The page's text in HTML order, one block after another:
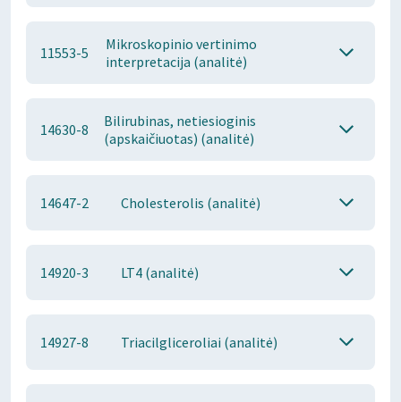
11553-5
Mikroskopinio vertinimo
interpretacija (analitė)
14630-8
Bilirubinas, netiesioginis
(apskaičiuotas) (analitė)
14647-2 Cholesterolis (analitė)
14920-3 LT4 (analitė)
14927-8 Triacilgliceroliai (analitė)